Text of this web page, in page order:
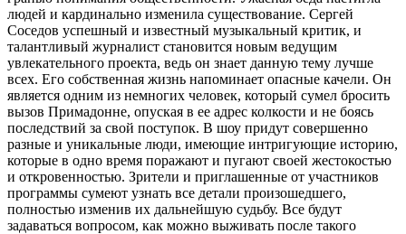
людей и кардинально изменила существование. Сергей
Соседов успешный и известный музыкальный критик, и
талантливый журналист становится новым ведущим
увлекательного проекта, ведь он знает данную тему лучше
всех. Его собственная жизнь напоминает опасные качели. Он
является одним из немногих человек, который сумел бросить
вызов Примадонне, опуская в ее адрес колкости и не боясь
последствий за свой поступок. В шоу придут совершенно
разные и уникальные люди, имеющие интригующие историю,
которые в одно время поражают и пугают своей жестокостью
и откровенностью. Зрители и приглашенные от участников
программы сумеют узнать все детали произошедшего,
полностью изменив их дальнейшую судьбу. Все будут
задаваться вопросом, как можно выживать после такого